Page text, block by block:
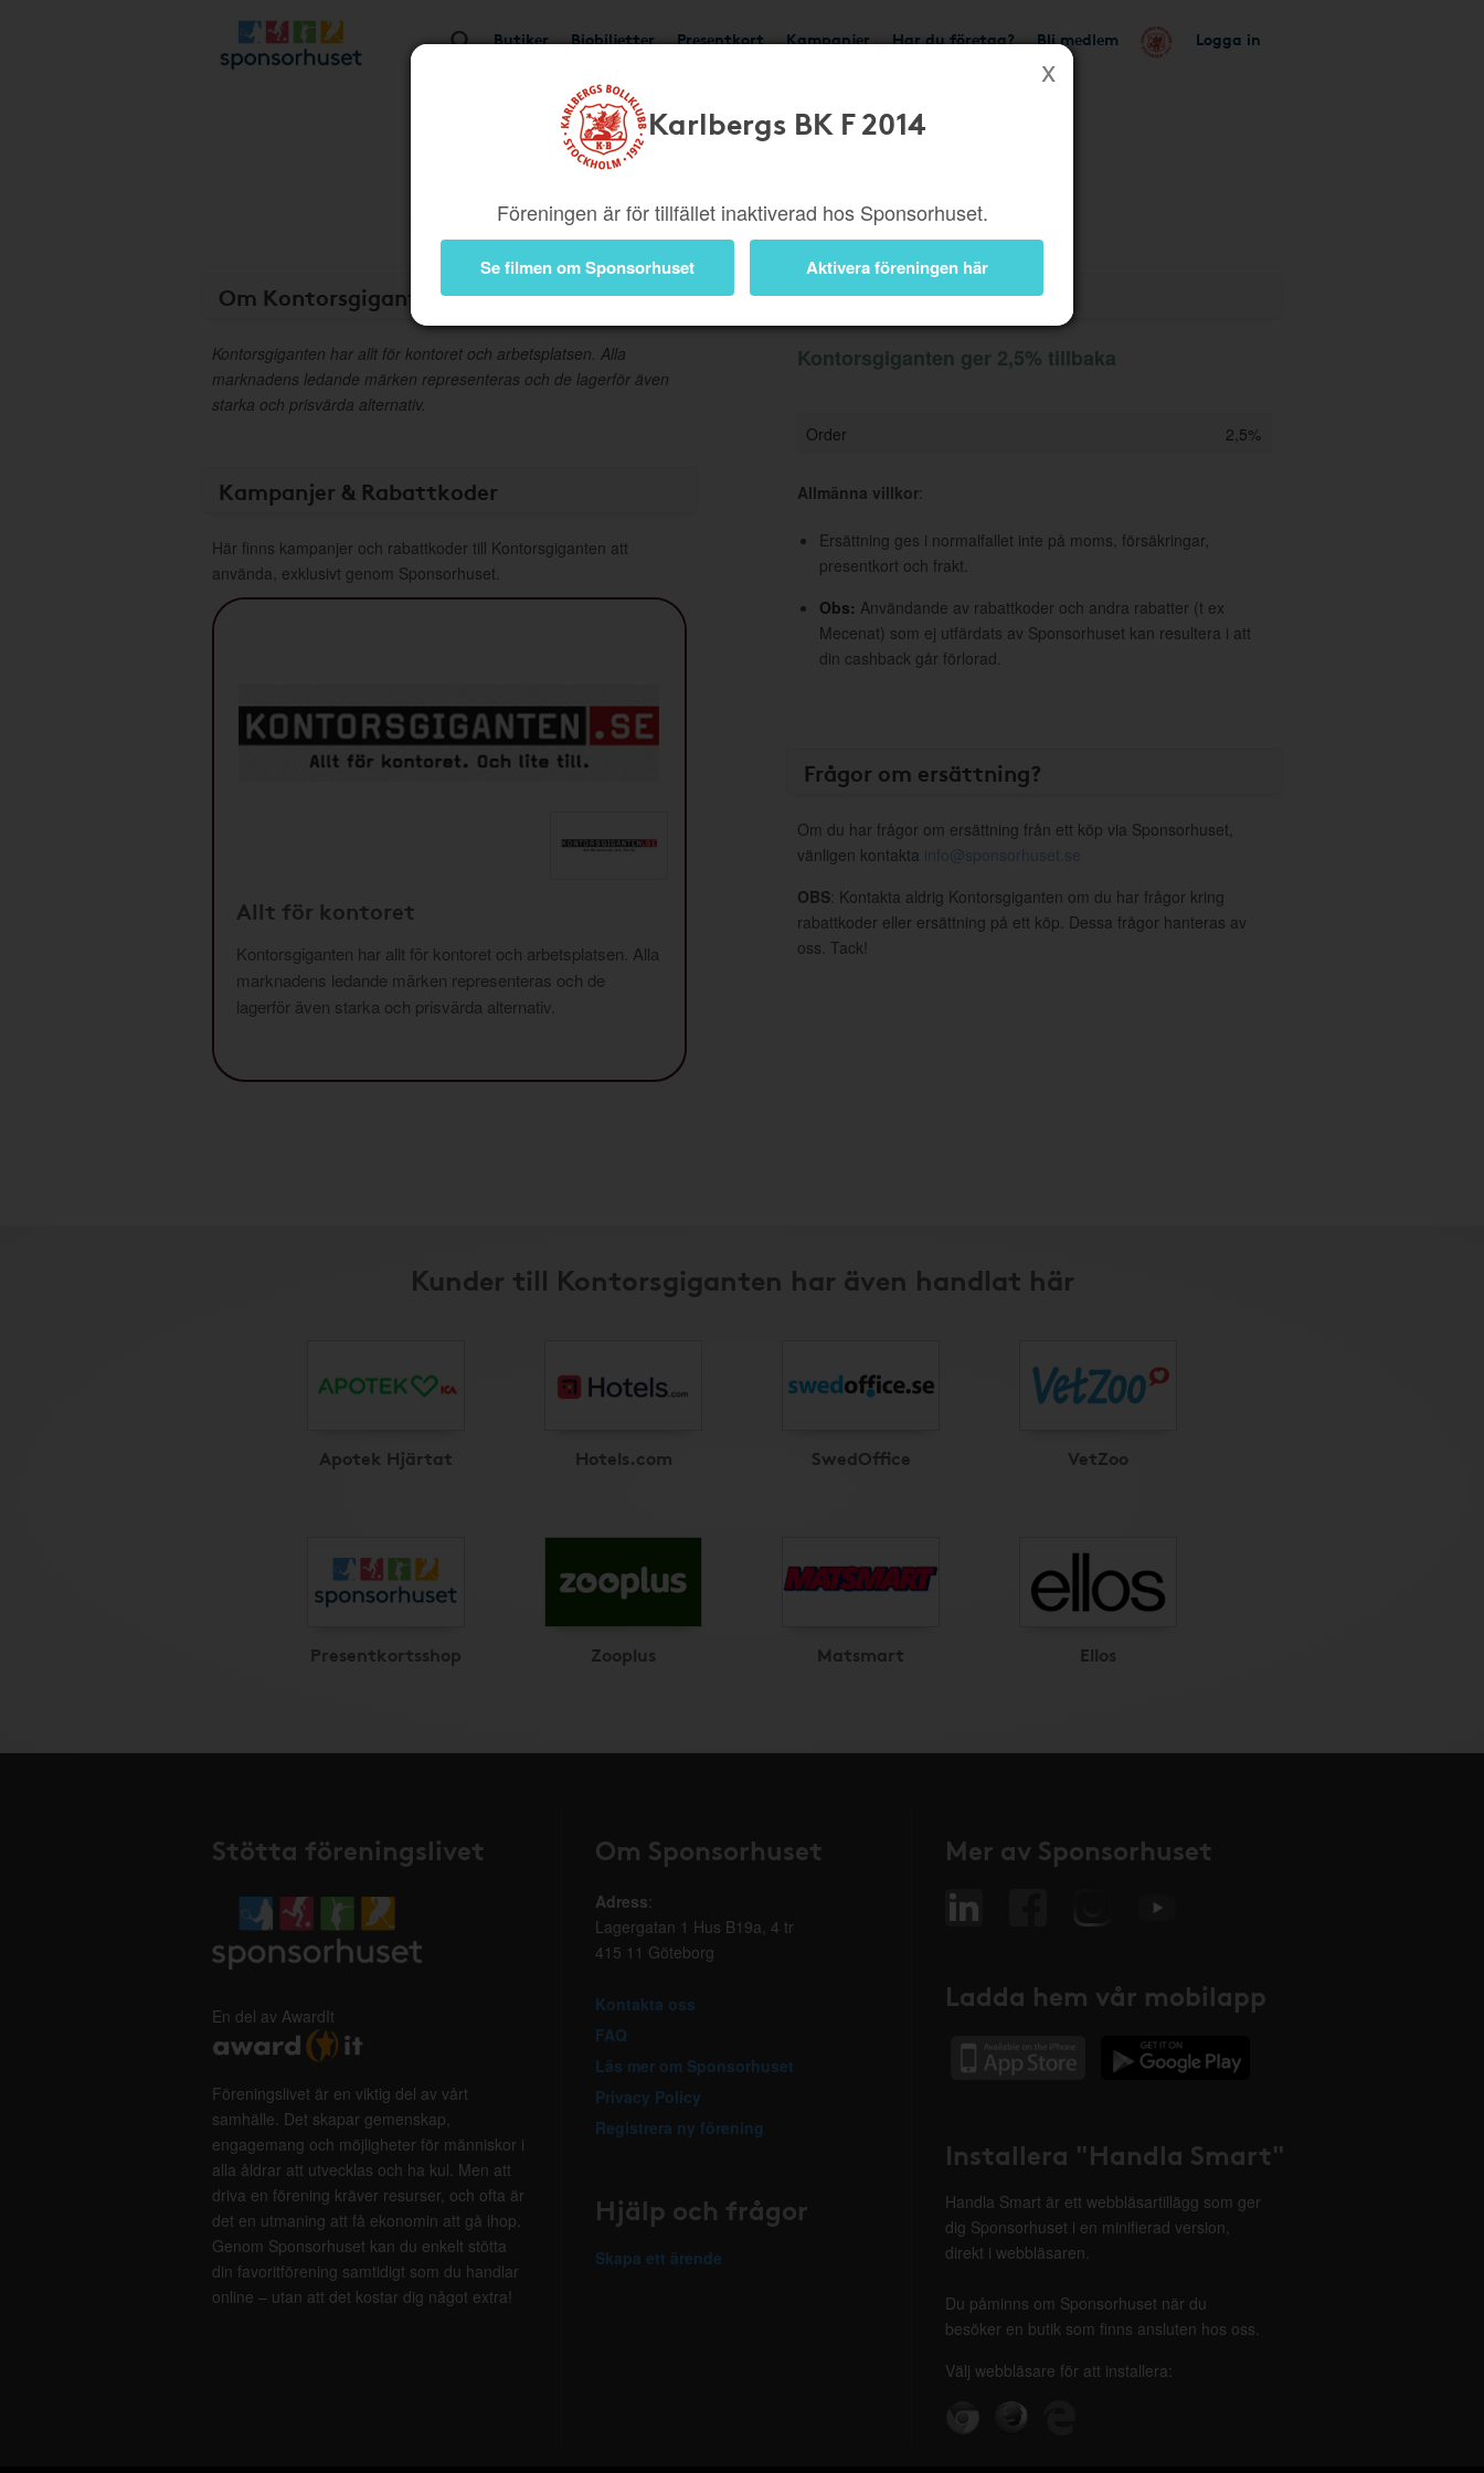
Butiker Biobiljetter Presentkort Kampanjer Har du företag? Bli medlem Logga in
Karlbergs BK F 2014
Föreningen är för tillfället inaktiverad hos Sponsorhuset.
Se filmen om Sponsorhuset Aktivera föreningen här
Om Kontorsgiganten
Kontorsgiganten har allt för kontoret och arbetsplatsen. Alla
marknadens ledande märken representeras och de lagerför även
starka och prisvärda alternativ.
Kampanjer & Rabattkoder
Här finns kampanjer och rabattkoder till Kontorsgiganten att
använda, exklusivt genom Sponsorhuset.
Allt för kontoret
Kontorsgiganten har allt för kontoret och arbetsplatsen. Alla
marknadens ledande märken representeras och de
lagerför även starka och prisvärda alternativ.
Information
Kontorsgiganten ger 2,5% tillbaka
Order 2,5%
Allmänna villkor:
Ersättning ges i normalfallet inte på moms, försäkringar,
presentkort och frakt.
Obs: Användande av rabattkoder och andra rabatter (t ex
Mecenat) som ej utfärdats av Sponsorhuset kan resultera i att
din cashback går förlorad.
Frågor om ersättning?
Om du har frågor om ersättning från ett köp via Sponsorhuset,
vänligen kontakta info@sponsorhuset.se
OBS: Kontakta aldrig Kontorsgiganten om du har frågor kring
rabattkoder eller ersättning på ett köp. Dessa frågor hanteras av
oss. Tack!
Kunder till Kontorsgiganten har även handlat här
Apotek Hjärtat Hotels.com SwedOffice VetZoo
Presentkortsshop Zooplus Matsmart Ellos
Stötta föreningslivet
En del av AwardIt
Föreningslivet är en viktig del av vårt
samhälle. Det skapar gemenskap,
engagemang och möjligheter för människor i
alla åldrar att utvecklas och ha kul. Men att
driva en förening kräver resurser, och ofta är
det en utmaning att få ekonomin att gå ihop.
Genom Sponsorhuset kan du enkelt stötta
din favoritförening samtidigt som du handlar
online – utan att det kostar dig något extra!
Om Sponsorhuset
Adress:
Lagergatan 1 Hus B19a, 4 tr
415 11 Göteborg
Kontakta oss
FAQ
Läs mer om Sponsorhuset
Privacy Policy
Registrera ny förening
Hjälp och frågor
Skapa ett ärende
Mer av Sponsorhuset
Ladda hem vår mobilapp
Installera "Handla Smart"
Handla Smart är ett webbläsartillägg som ger
dig Sponsorhuset i en minifierad version,
direkt i webbläsaren.
Du påminns om Sponsorhuset när du
besöker en butik som finns ansluten hos oss.
Välj webbläsare för att installera: